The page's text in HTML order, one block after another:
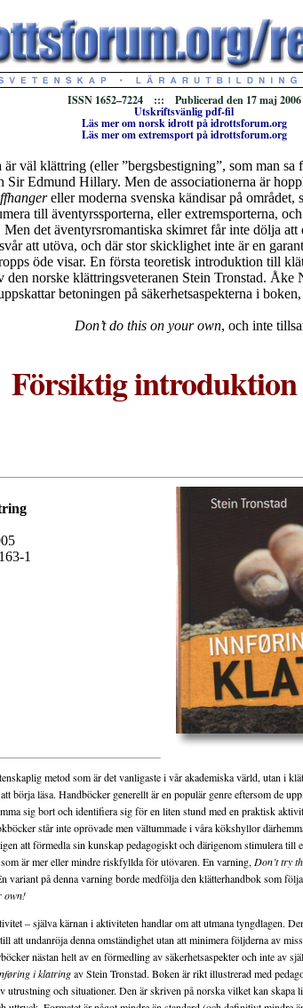
ISSN 1652–7224 ::: Publicerad den 17 maj 2006
Utskriftsvänlig pdf-fil
Läs mer om norsk idrott på idrottsforum.org
Läs mer om extremsport på idrottsforum.org
är väl klättring (eller ”bergsbestigning”, som man
Sir Edmund Hillary. Men de associationerna är
eller moderna svenska kändisar på
till äventyrssporterna, eller extremsporterna,
det äventyrsromantiska skimret får inte dölja att
att utöva, och där stor skicklighet inte är en
öde visar. En första teoretisk introduktion till
den norske klättringsveteranen Stein Tronstad. Åke
betoningen på säkerhetsaspekterna i
Don’t do this on your own, och inte
Försiktig
1
metod som är det vanligaste i vår akademiska värld, utan i
börja läsa. Handböcker generellt är en populär genre eftersom de
sig bort och identifiera sig för en liten stund med en praktisk
står inte oprövade men vältummade i våra kökshyllor
att förmedla sin kunskap pedagogiskt och därigenom stimulera
är mer eller mindre riskfyllda för utövaren. En varning, Don’t try
variant på denna varning borde medfölja den klätterhandbok som
own!
– själva kärnan i aktiviteten handlar om att utmana tyngdlagen.
att undanröja denna omständighet utan att minimera följderna av
nästan helt av en förmedling av säkerhetsaspekter och inte av
i klatringav Stein Tronstad. Boken är rikt illustrerad med
utrustning och situationer. Den är skriven på norska vilket kan